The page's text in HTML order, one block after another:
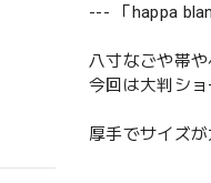
--- 「happa
八寸なごや帯
今回は大判ショ
厚手でサイズ